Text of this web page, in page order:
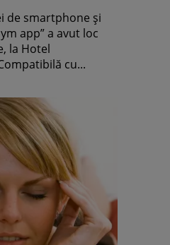
de smartphone și
app” a avut loc
la Hotel
cu...